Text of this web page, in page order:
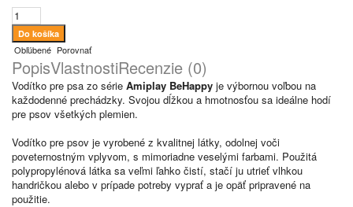
Obľúbené Porovnať
PopisVlastnostiRecenzie (0)
Vodítko pre psa zo série Amiplay BeHappy je výbornou voľbou na
každodenné prechádzky. Svojou dĺžkou a hmotnosťou sa ideálne hodí
pre psov všetkých plemien.
Vodítko pre psov je vyrobené z kvalitnej látky, odolnej voči
poveternostným vplyvom, s mimoriadne veselými farbami. Použitá
polypropylénová látka sa veľmi ľahko čistí, stačí ju utrieť vlhkou
handričkou alebo v prípade potreby vyprať a je opäť pripravené na
použitie.